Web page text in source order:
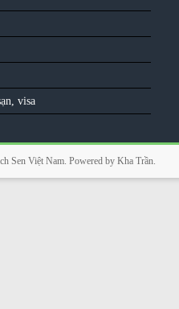
visa
Sen Việt Nam. Powered by Kha Trần.